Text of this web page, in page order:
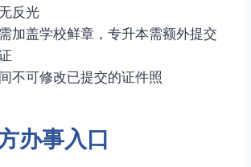
反光
加盖学校鲜章，专升本需额外提交
不可修改已提交的证件照
办事入口